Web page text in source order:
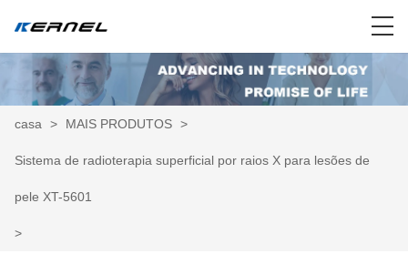
casa > MAIS PRODUTOS >
Sistema de radioterapia superficial por raios X para lesões de
pele XT-5601
>